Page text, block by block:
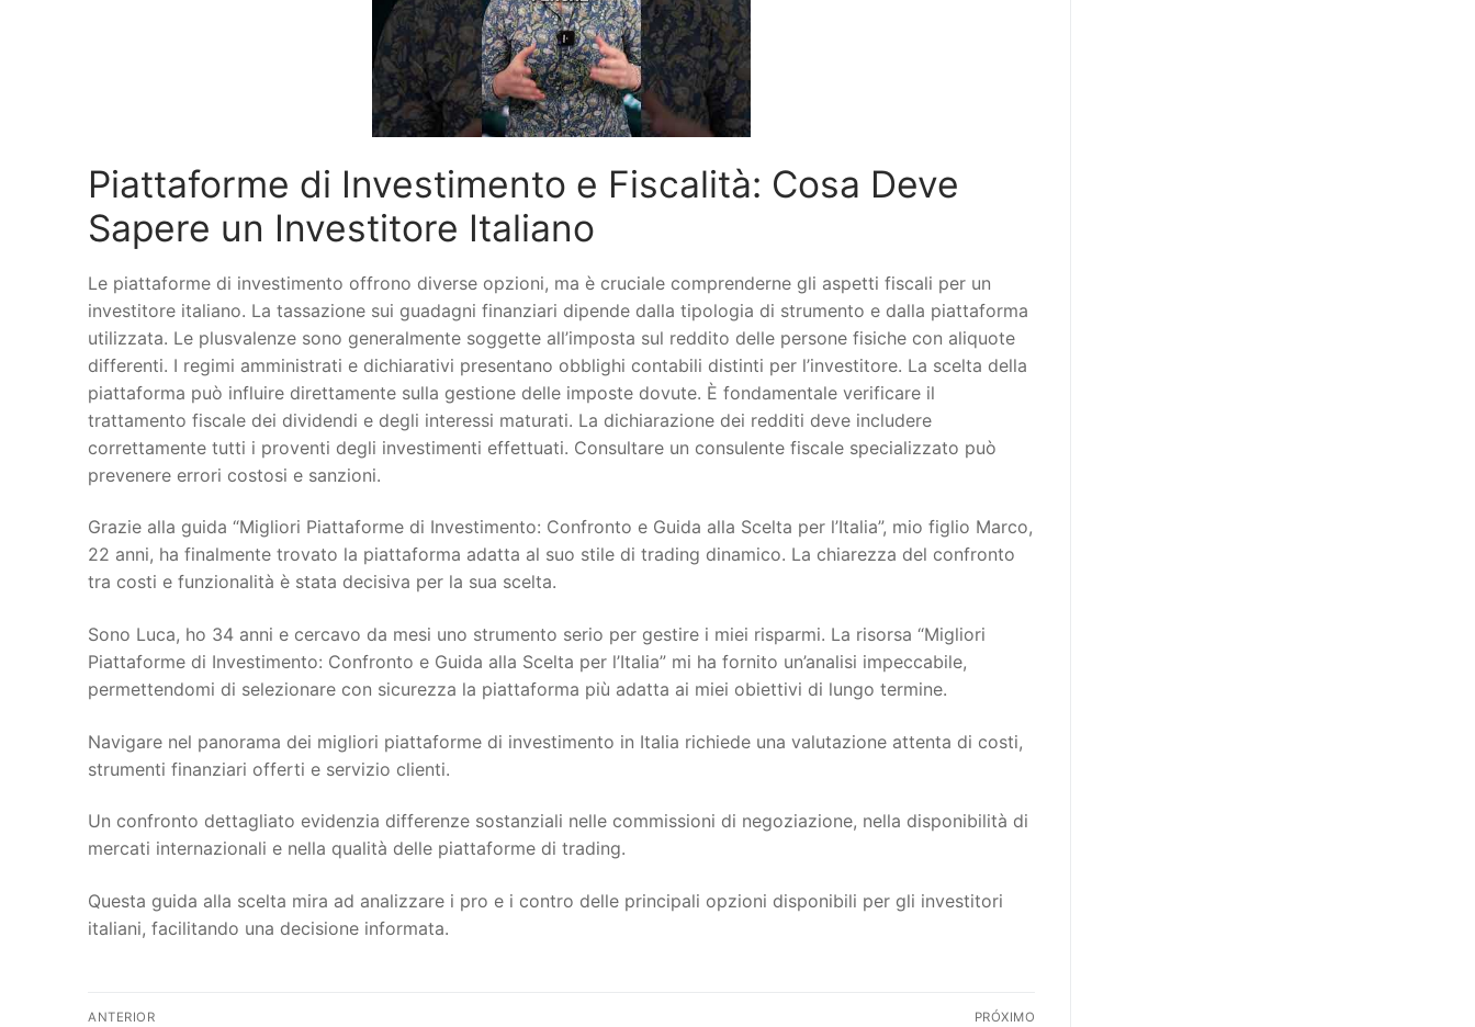
Piattaforme di Investimento e Fiscalità: Cosa Deve
Sapere un Investitore Italiano
Le piattaforme di investimento offrono diverse opzioni, ma è cruciale comprenderne gli aspetti fiscali per un
investitore italiano. La tassazione sui guadagni finanziari dipende dalla tipologia di strumento e dalla piattaforma
utilizzata. Le plusvalenze sono generalmente soggette all’imposta sul reddito delle persone fisiche con aliquote
differenti. I regimi amministrati e dichiarativi presentano obblighi contabili distinti per l’investitore. La scelta della
piattaforma può influire direttamente sulla gestione delle imposte dovute. È fondamentale verificare il
trattamento fiscale dei dividendi e degli interessi maturati. La dichiarazione dei redditi deve includere
correttamente tutti i proventi degli investimenti effettuati. Consultare un consulente fiscale specializzato può
prevenere errori costosi e sanzioni.
Grazie alla guida “Migliori Piattaforme di Investimento: Confronto e Guida alla Scelta per l’Italia”, mio figlio Marco,
22 anni, ha finalmente trovato la piattaforma adatta al suo stile di trading dinamico. La chiarezza del confronto
tra costi e funzionalità è stata decisiva per la sua scelta.
Sono Luca, ho 34 anni e cercavo da mesi uno strumento serio per gestire i miei risparmi. La risorsa “Migliori
Piattaforme di Investimento: Confronto e Guida alla Scelta per l’Italia” mi ha fornito un’analisi impeccabile,
permettendomi di selezionare con sicurezza la piattaforma più adatta ai miei obiettivi di lungo termine.
Navigare nel panorama dei migliori piattaforme di investimento in Italia richiede una valutazione attenta di costi,
strumenti finanziari offerti e servizio clienti.
Un confronto dettagliato evidenzia differenze sostanziali nelle commissioni di negoziazione, nella disponibilità di
mercati internazionali e nella qualità delle piattaforme di trading.
Questa guida alla scelta mira ad analizzare i pro e i contro delle principali opzioni disponibili per gli investitori
italiani, facilitando una decisione informata.
Navegação
ANTERIOR PRÓXIMO